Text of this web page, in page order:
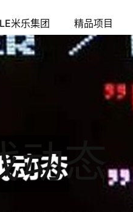
米乐集团 精品项目
动态